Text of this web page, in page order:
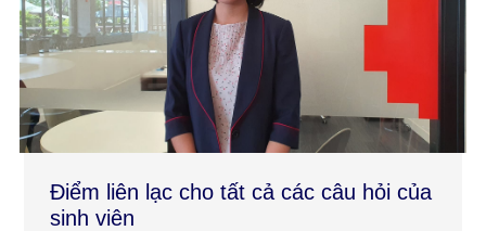
Điểm liên lạc cho tất cả các câu hỏi của
sinh viên